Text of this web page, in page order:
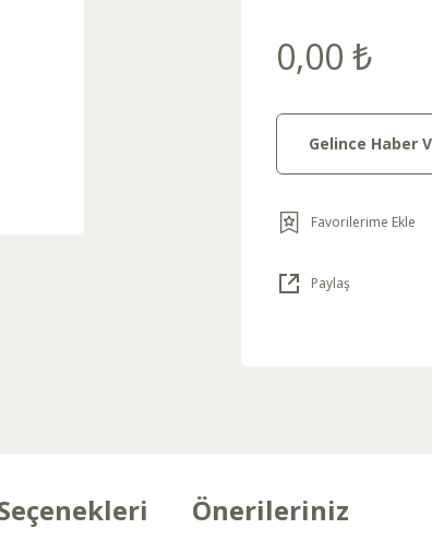
0,00 ₺
Gelince Haber
Paylaş
Önerileriniz